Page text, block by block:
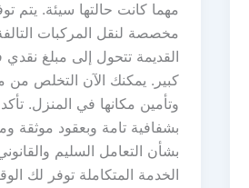
مهما كانت حالتها سيئة.
مخصصة لنقل المركبات
القديمة تتحول إلى مبلغ
كبير. يمكنك الآن التخلص من
وتأمين مكانها في المنزل.
بشفافية تامة وبعقود موثقة
بشأن التعامل السليم
الخدمة المتكاملة توفر لك